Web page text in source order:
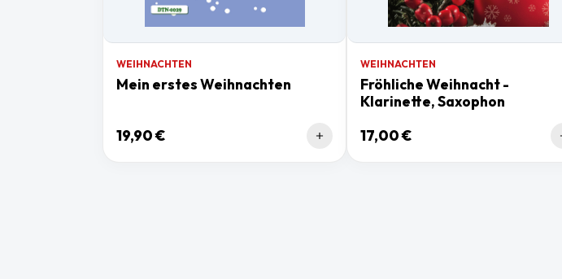
WEIHNACHTEN
Mein erstes Weihnachten
19,90 €
WEIHNACHTEN
Fröhliche Weihnacht -
Klarinette, Saxophon
17,00 €